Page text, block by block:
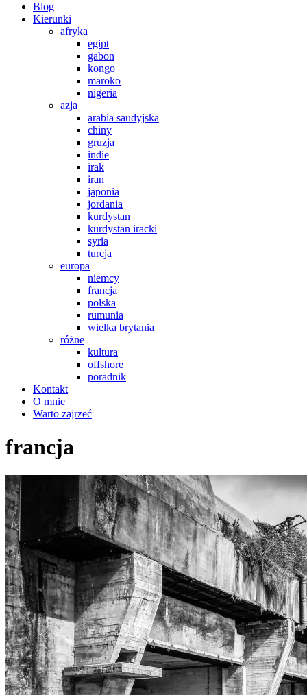
Blog
Kierunki
afryka
egipt
gabon
kongo
maroko
nigeria
azja
arabia saudyjska
chiny
gruzja
indie
irak
iran
japonia
jordania
kurdystan
kurdystan iracki
syria
turcja
europa
niemcy
francja
polska
rumunia
wielka brytania
różne
kultura
offshore
poradnik
Kontakt
O mnie
Warto zajrzeć
francja